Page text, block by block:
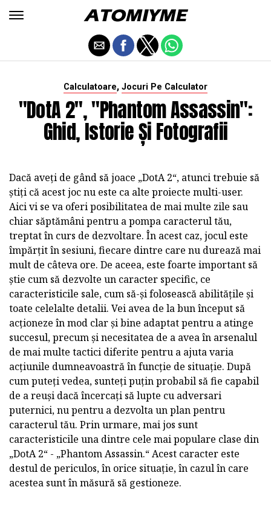
Calculatoare, Jocuri Pe Calculator
"DotA 2", "Phantom Assassin":
Ghid, Istorie Și Fotografii
Dacă aveți de gând să joace „DotA 2“, atunci trebuie să
știți că acest joc nu este ca alte proiecte multi-user.
Aici vi se va oferi posibilitatea de mai multe zile sau
chiar săptămâni pentru a pompa caracterul tău,
treptat în curs de dezvoltare. În acest caz, jocul este
împărțit în sesiuni, fiecare dintre care nu durează mai
mult de câteva ore. De aceea, este foarte important să
știe cum să dezvolte un caracter specific, ce
caracteristicile sale, cum să-și folosească abilitățile și
toate celelalte detalii. Vei avea de la bun început să
acționeze în mod clar și bine adaptat pentru a atinge
succesul, precum și necesitatea de a avea în arsenalul
de mai multe tactici diferite pentru a ajuta varia
acțiunile dumneavoastră în funcție de situație. După
cum puteți vedea, sunteți puțin probabil să fie capabil
de a reuși dacă încercați să lupte cu adversari
puternici, nu pentru a dezvolta un plan pentru
caracterul tău. Prin urmare, mai jos sunt
caracteristicile una dintre cele mai populare clase din
„DotA 2“ - „Phantom Assassin.“ Acest caracter este
destul de periculos, în orice situație, în cazul în care
acestea sunt în măsură să gestioneze.